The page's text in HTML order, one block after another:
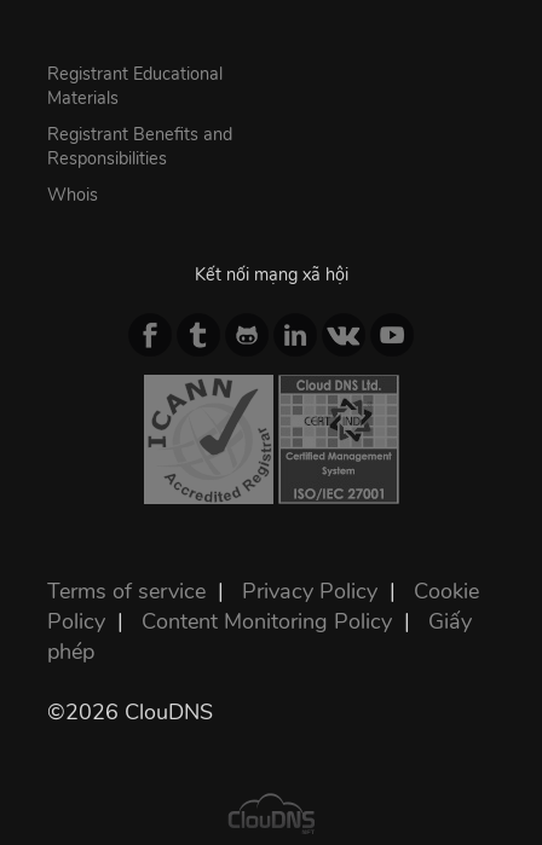
Registrant Educational
Materials
Registrant Benefits and
Responsibilities
Whois
Kết nối mạng xã hội
Terms of service | Privacy Policy | Cookie
Policy | Content Monitoring Policy | Giấy
phép
©2026 ClouDNS